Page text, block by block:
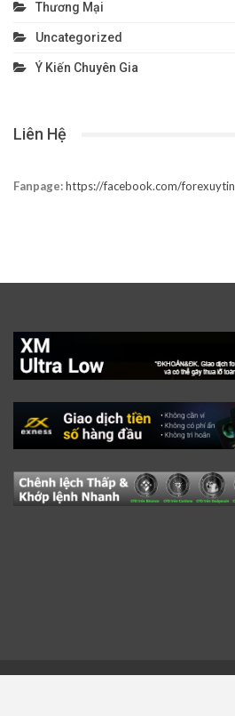
Thương Mại
Uncategorized
Ý Kiến Chuyên Gia
Liên Hệ
Fanpage:https://facebook.com/forexuytin